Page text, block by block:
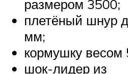
размером 3500;
плетёный шнур
мм;
кормушку весом
шок-лидер из